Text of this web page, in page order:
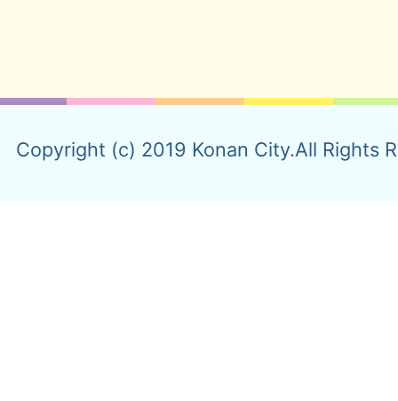
Copyright (c) 2019 Konan City.All Rights